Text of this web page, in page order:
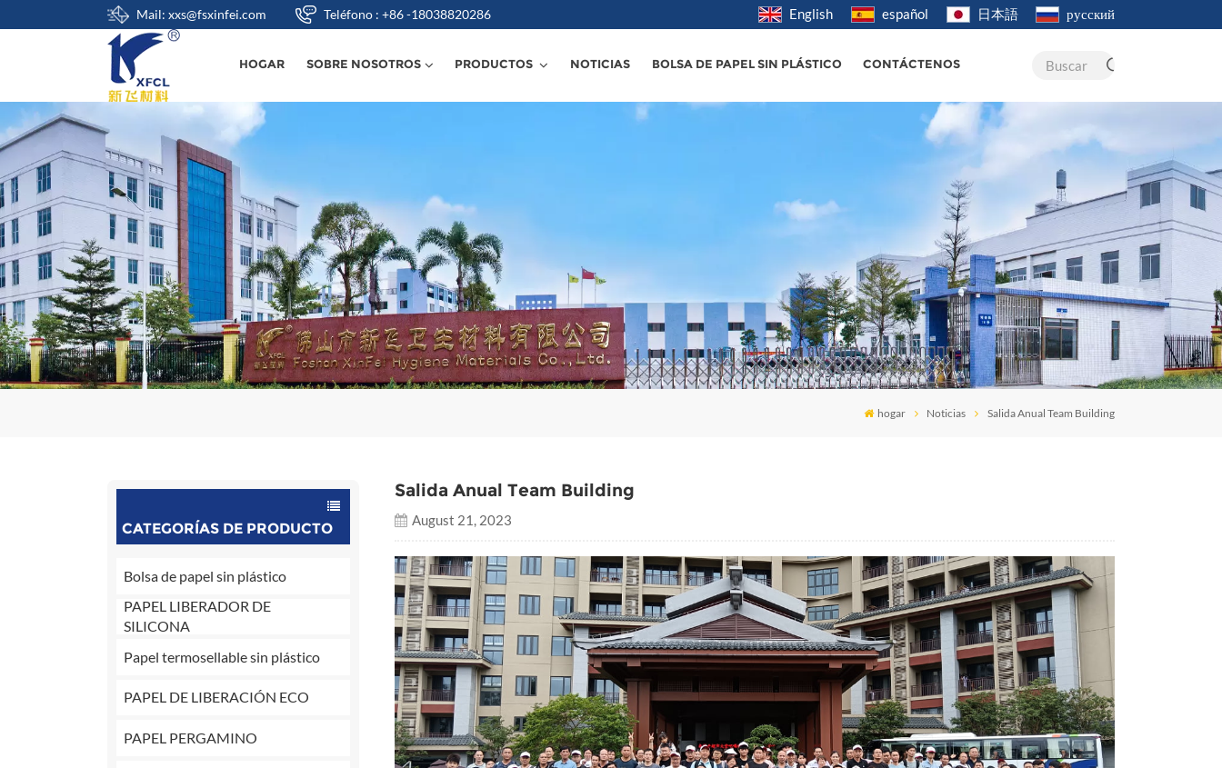
Mail: xxs@fsxinfei.com Teléfono : +86 -18038820286 English español 日本語 русский
HOGAR SOBRE NOSOTROS PRODUCTOS NOTICIAS BOLSA DE PAPEL SIN PLÁSTICO CONTÁCTENOS Buscar
hogar Noticias Salida Anual Team Building
CATEGORÍAS DE PRODUCTO
Bolsa de papel sin plástico
PAPEL LIBERADOR DE
SILICONA
Papel termosellable sin plástico
PAPEL DE LIBERACIÓN ECO
PAPEL PERGAMINO
Salida Anual Team Building
August 21, 2023